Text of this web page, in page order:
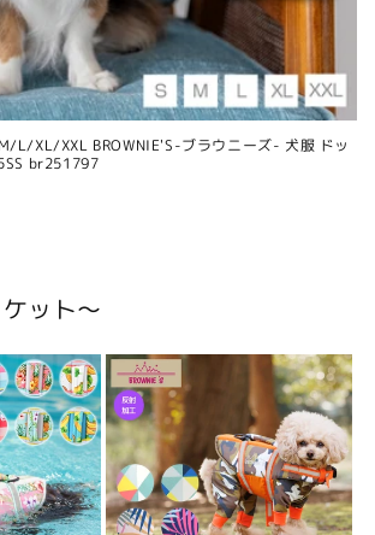
L/XL/XXL BROWNIE'S-ブラウニーズ- 犬服 ドッ
br251797
ット〜